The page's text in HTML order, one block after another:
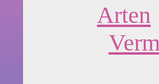
Arten